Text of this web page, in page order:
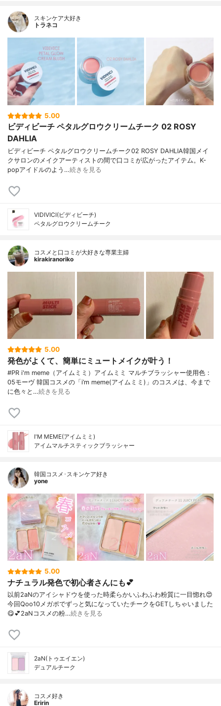
スキンケア大好き
トラネコ
5.00
ビディビーチ ペタルグロウクリームチーク 02 ROSY
DAHLIA
ビディビーチ ペタルグロウクリームチーク02 ROSY DAHLIA韓国メイ
クサロンのメイクアーティストの間で口コミが広がったアイテム。K-
popアイドルのよう…続きを見る
VIDIVICI(ビディビーチ)
ペタルグロウクリームチーク
コスメと口コミが大好きな専業主婦
kirakiranoriko
5.00
発色がよくて、簡単にミュートメイクが叶う！
#PR i'm meme（アイムミミ）アイムミミ マルチブラッシャー使用色：
05モーヴ 韓国コスメの「i’m meme(アイムミミ)」のコスメは、今まで
に色々と…続きを見る
I'M MEME(アイムミミ)
アイムマルチスティックブラッシャー
韓国コスメ･スキンケア好き
yone
5.00
ナチュラル発色で初心者さんにも💕
以前2aNのアイシャドウを使った時柔らかいふわふわ粉質に一目惚れ😍⁡
今回Qoo10メガポでずっと気になっていたチークをGETしちゃいました
😋💕⁡2aNコスメの粉…続きを見る
2aN(トゥエイエン)
デュアルチーク
コスメ好き
Eririn